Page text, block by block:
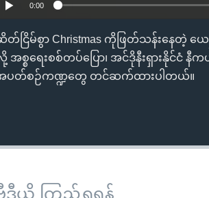
0:00
တ်ငြိမ်စွာ Christmas ကိုဖြတ်သန်းနေတဲ့ ယေရှုဖွ
အစ္စရေးစစ်တပ်ပြော၊ အင်ဒိုနီးရှားနိုင်
ပတ်စဉ်ကဏ္ဍတွေ တင်ဆက်ထားပါတယ်။
ဒီယို ကြည့်ရှုရန်